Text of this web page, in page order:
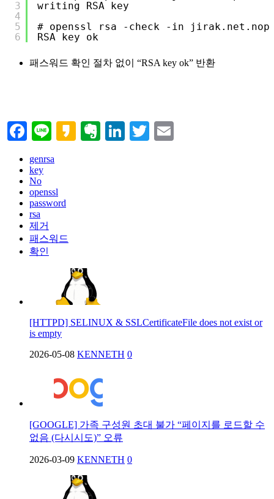
3
4
5
6
writing RSA key
# openssl rsa -check -in
RSA key ok
패스워드 확인 절차 없이 “RSA key ok” 반환
Facebook
LineKakaoEvernote
LinkedIn
Twitter
genrsa
key
No
openssl
password
rsa
제거
패스워드
확인
[HTTPD] SELINUX & SSLCertificateFile does not exist or
is empty
2026-05-08 KENNETH 0
[GOOGLE] 가족 구성원 초대 불가 “페이지를 로드할 수
없음 (다시시도)” 오류
2026-03-09 KENNETH 0